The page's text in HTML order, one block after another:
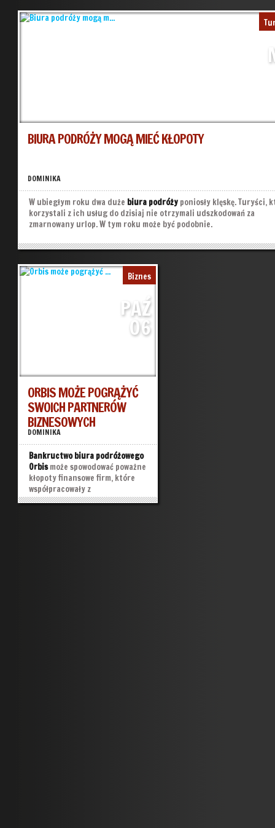
wywiążę się z usług?
jeszcze gorsza.
BIURA PODRÓŻY MOGĄ MIEĆ KŁOPOTY
DOMINIKA
W ubiegłym roku dwa duże biura podróży poniosły klęskę. Turyści,
korzystali z ich usług do dzisiaj nie otrzymali udszkodowań za
zmarnowany urlop. W tym roku może być podobnie.
Biznes
PAŹ
06
ORBIS MOŻE POGRĄŻYĆ
SWOICH PARTNERÓW
BIZNESOWYCH
DOMINIKA
Bankructwo biura podróżowego
Orbismoże spowodować poważne
kłopoty finansowe firm, które
współpracowały z
touroperatorem. Orbis zalega